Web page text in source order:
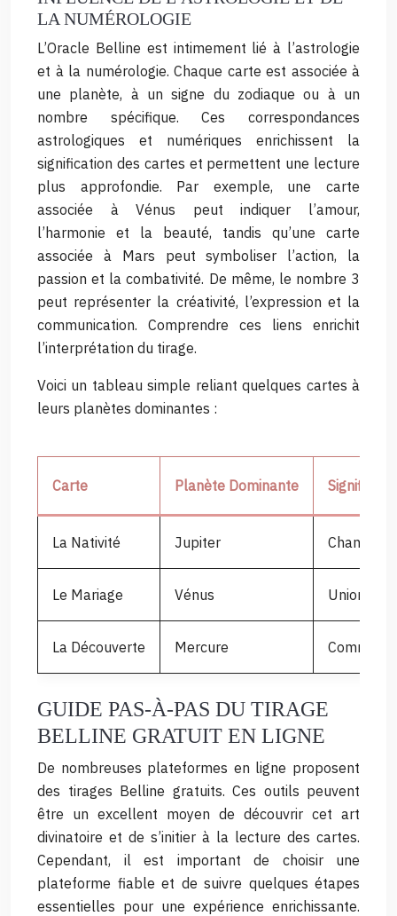
LA NUMÉROLOGIE
L’Oracle Belline est intimement lié à l’astrologie
et à la numérologie. Chaque carte est associée à
une planète, à un signe du zodiaque ou à un
nombre spécifique. Ces correspondances
astrologiques et numériques enrichissent la
signification des cartes et permettent une lecture
plus approfondie. Par exemple, une carte
associée à Vénus peut indiquer l’amour,
l’harmonie et la beauté, tandis qu’une carte
associée à Mars peut symboliser l’action, la
passion et la combativité. De même, le nombre 3
peut représenter la créativité, l’expression et la
communication. Comprendre ces liens enrichit
l’interprétation du tirage.
Voici un tableau simple reliant quelques cartes à
leurs planètes dominantes :
Carte Planète Dominante
La Nativité Jupiter Chance,
Le Mariage Vénus Union,
La Découverte Mercure
GUIDE PAS-À-PAS DU TIRAGE
BELLINE GRATUIT EN LIGNE
De nombreuses plateformes en ligne proposent
des tirages Belline gratuits. Ces outils peuvent
être un excellent moyen de découvrir cet art
divinatoire et de s’initier à la lecture des cartes.
Cependant, il est important de choisir une
plateforme fiable et de suivre quelques étapes
essentielles pour une expérience enrichissante.